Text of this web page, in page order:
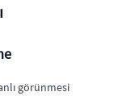
görünmesi